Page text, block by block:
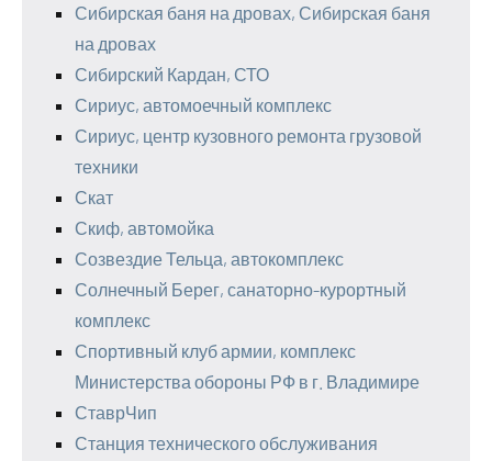
Сибирская баня на дровах, Сибирская баня
на дровах
Сибирский Кардан, СТО
Сириус, автомоечный комплекс
Сириус, центр кузовного ремонта грузовой
техники
Скат
Скиф, автомойка
Созвездие Тельца, автокомплекс
Солнечный Берег, санаторно-курортный
комплекс
Спортивный клуб армии, комплекс
Министерства обороны РФ в г. Владимире
СтаврЧип
Станция технического обслуживания